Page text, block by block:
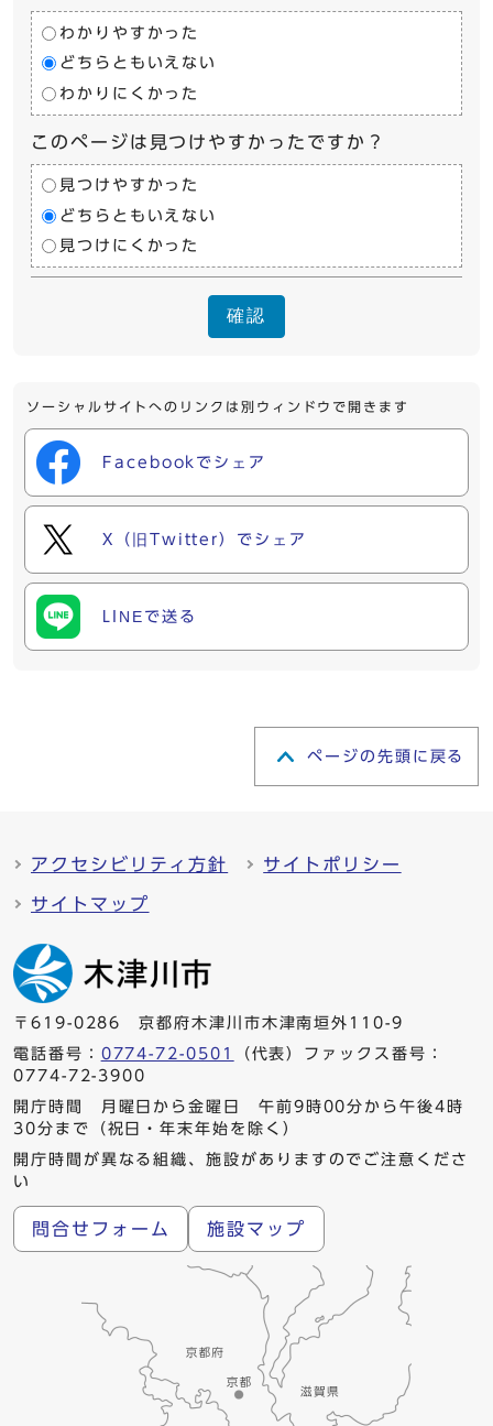
わかりやすかった
どちらともいえない
わかりにくかった
このページは見つけやすかったですか？
見つけやすかった
どちらともいえない
見つけにくかった
確認
ソーシャルサイトへのリンクは別ウィンドウで開きます
Facebookでシェア
X（旧Twitter）でシェア
LINEで送る
ページの先頭に戻る
アクセシビリティ方針 サイトポリシー
サイトマップ
〒619-0286 京都府木津川市木津南垣外110-9
電話番号： 0774-72-0501
（代表）ファックス番号：
0774-72-3900
開庁時間 月曜日から金曜日 午前9時00分から午後4時
30分まで（祝日・年末年始を除く）
開庁時間が異なる組織、施設がありますのでご注意くださ
い
問合せフォーム 施設マップ